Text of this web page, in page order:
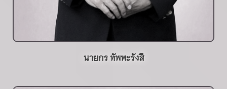
นายกร ทัพพะรังสี